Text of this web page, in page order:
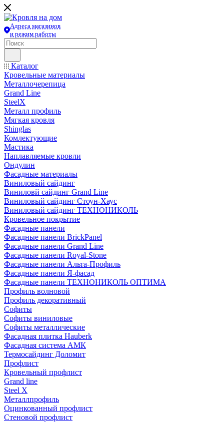
Адреса магазинов
и режим работы
Каталог
Кровельные материалы
Металлочерепица
Grand Line
SteelX
Металл профиль
Мягкая кровля
Shinglas
Комлектующие
Мастика
Наплавляемые кровли
Ондулин
Фасадные материалы
Виниловый сайдинг
Виниловй сайдинг Grand Line
Виниловый сайдинг Стоун-Хаус
Виниловый сайдинг ТЕХНОНИКОЛЬ
Кровельное покрытие
Фасадные панели
Фасадные панели BrickPanel
Фасадные панели Grand Line
Фасадные панели Royal-Stone
Фасадные панели Альта-Профиль
Фасадные панели Я-фасад
Фасадные панели ТЕХНОНИКОЛЬ ОПТИМА
Профиль волновой
Профиль декоративный
Софиты
Софиты виниловые
Софиты металлические
Фасадная плитка Hauberk
Фасадная система АМК
Термосайдинг Доломит
Профлист
Кровельный профлист
Grand line
Steel X
Металлпрофиль
Оцинкованный профлист
Стеновой профлист